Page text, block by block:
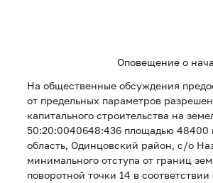
Оповещение о
На общественные обсуждения
от предельных параметров
капитального строительства на
50:20:0040648:436 площадью 48400
область, Одинцовский район, с/о
минимального отступа от границ
поворотной точки 14 в